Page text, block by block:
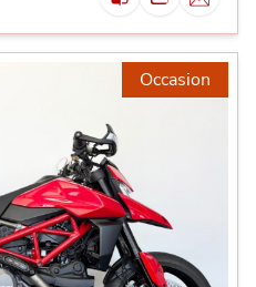
Occasion